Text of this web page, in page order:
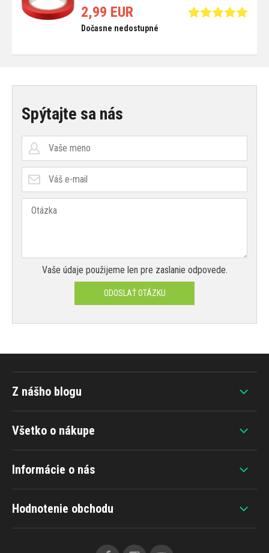
2,99 EUR
Dočasne nedostupné
Spýtajte sa nás
Vaše údaje použijeme len pre zaslanie odpovede.
ODOSLAŤ OTÁZKU
Všetko o nákupe
Informácie o nás
Hodnotenie obchodu
Z nášho blogu